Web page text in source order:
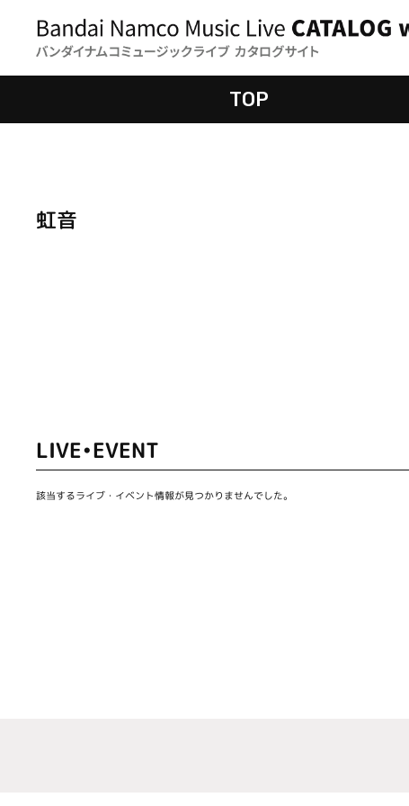
TOP
虹音
LIVE•EVENT
該当するライブ・イベント情報が見つかりませんでした。